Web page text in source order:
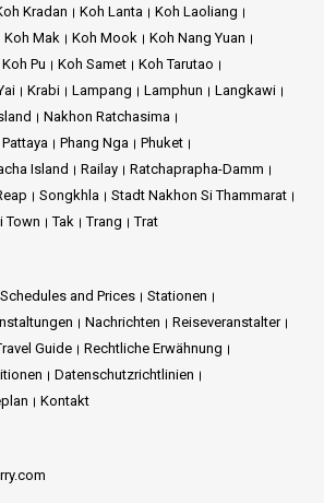
und Angelpunkt, dessen Straßen bei
werden. Die Chao Fah Nachtmärkte in
Paradies für Feinschmecker und
und spiegeln das wahre Wesen des
Guesthouse, ein ruhiger Rückzugsort
der Stadt.
für Abenteurer. Nur mit dem Longtail-
dieses abgelegene Paradies von
kombiniert mit den atemberaubenden
macht Railay zu einem Ziel,
liegt Phra Nang, ein Strand voller
Nang Höhle, mit ihrer reichen Geschichte,
schon schönen Strandlandschaft einen
Town, eingebettet im Herzen der Provinz
Kradan Koh Lanta
Koh Laoliang
Koh Mak Koh Mook
Koh Nang Yuan
Koh Pu Koh Samet
Koh Tarutao
Krabi Lampang Lamphun
Langkawi
Nakhon Ratchasima
Pattaya Phang Nga
Phuket
Island Railay
Ratchaprapha-Damm
Songkhla
Stadt Nakhon Si Thammarat
Town Tak Trang Trat
Schedules and Prices
Stationen
Nachrichten
Reiseveranstalter
Guide
Rechtliche Erwähnung
Datenschutzrichtlinien
Kontakt